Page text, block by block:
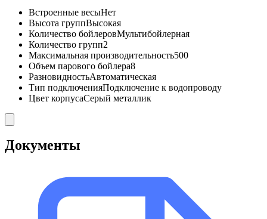
Встроенные весыНет
Высота группВысокая
Количество бойлеровМультибойлерная
Количество групп2
Максимальная производительность500
Объем парового бойлера8
РазновидностьАвтоматическая
Тип подключенияПодключение к водопроводу
Цвет корпусаСерый металлик
Документы